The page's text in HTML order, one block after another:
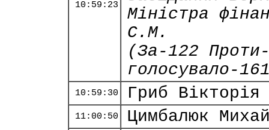
10:59:23
Міністра
С.М.
(За-122
голосувало-
10:59:30 Гриб Вікторія
11:00:50 Цимбалюк